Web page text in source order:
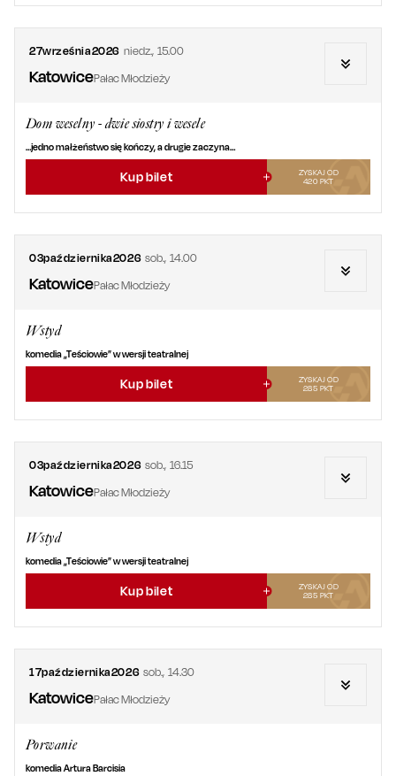
27września2026 niedz., 15.00
KatowicePałac Młodzieży
Dom weselny - dwie siostry i wesele
…jedno małżeństwo się kończy, a drugie zaczyna…
Kup bilet
ZYSKAJ OD
420 PKT
03października2026 sob.,14.00
KatowicePałac Młodzieży
Wstyd
komedia „Teściowie” w wersji teatralnej
Kup bilet
ZYSKAJ OD
285 PKT
03października2026 sob.,16.15
KatowicePałac Młodzieży
Wstyd
komedia „Teściowie” w wersji teatralnej
Kup bilet
ZYSKAJ OD
285 PKT
17października2026 sob.,14.30
KatowicePałac Młodzieży
Porwanie
komedia Artura Barcisia